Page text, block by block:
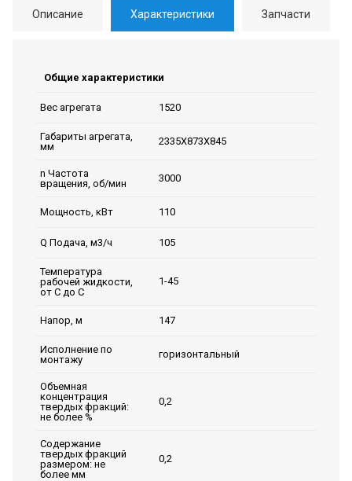
Описание Характеристики Запчасти
Общие характеристики
Вес агрегата 1520
Габариты агрегата,
мм
2335Х873Х845
n Частота
вращения, об/мин
3000
Мощность, кВт 110
Q Подача, м3/ч 105
Температура
рабочей жидкости,
от С до С
1-45
Напор, м 147
Исполнение по
монтажу
горизонтальный
Объемная
концентрация
твердых фракций:
не более %
0,2
Содержание
твердых фракций
размером: не
более мм
0,2